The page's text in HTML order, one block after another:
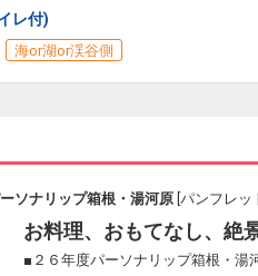
レ付)
海or湖or渓谷側
ソナリップ箱根・湯河原 [パンフレッ
お料理、おもてなし、絶
■２６年度パーソナリップ箱根・湯